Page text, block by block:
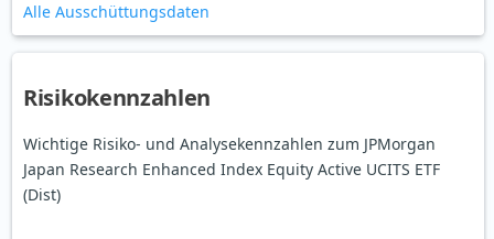
Alle Ausschüttungsdaten
Risikokennzahlen
Wichtige Risiko- und Analysekennzahlen zum JPMorgan
Japan Research Enhanced Index Equity Active UCITS ETF
(Dist)